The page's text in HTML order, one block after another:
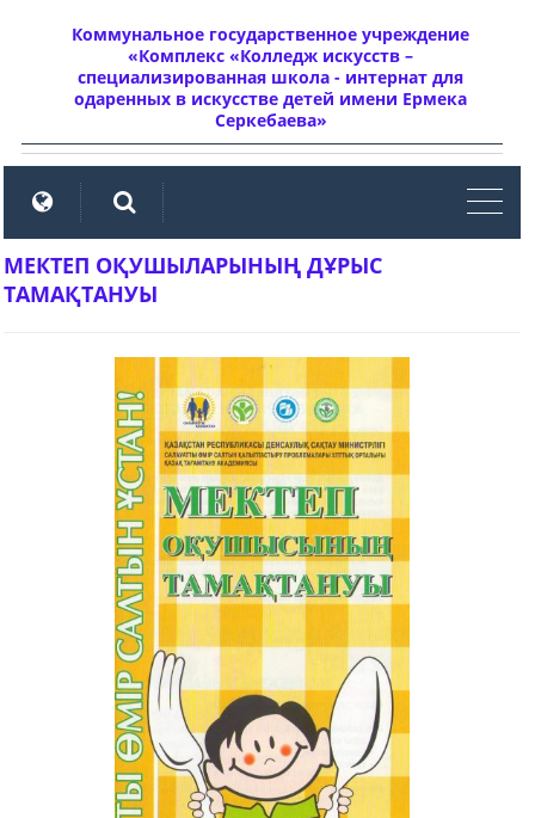
Коммунальное государственное учреждение
«Комплекс «Колледж искусств –
специализированная школа - интернат для
одаренных в искусстве детей имени Ермека
Серкебаева»
МЕКТЕП ОҚУШЫЛАРЫНЫҢ ДҰРЫС
ТАМАҚТАНУЫ